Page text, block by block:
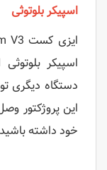
اسپیکر بلوتوثی
اسپیکر
این پروژکتور
خود داشته